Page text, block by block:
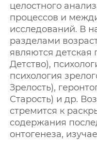
целостного
процессов и
исследований. В
разделами
являются детская
Детство),
психология
Зрелость),
Старость) и др.
стремится к
содержания
онтогенеза,